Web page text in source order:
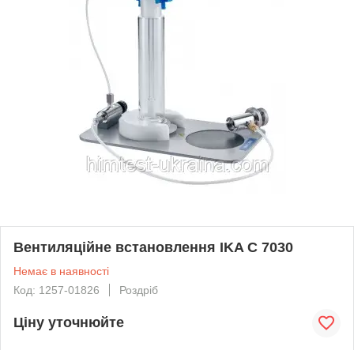
Вентиляційне встановлення IKA C 7030
Немає в наявності
Код: 1257-01826
Роздріб
Ціну уточнюйте